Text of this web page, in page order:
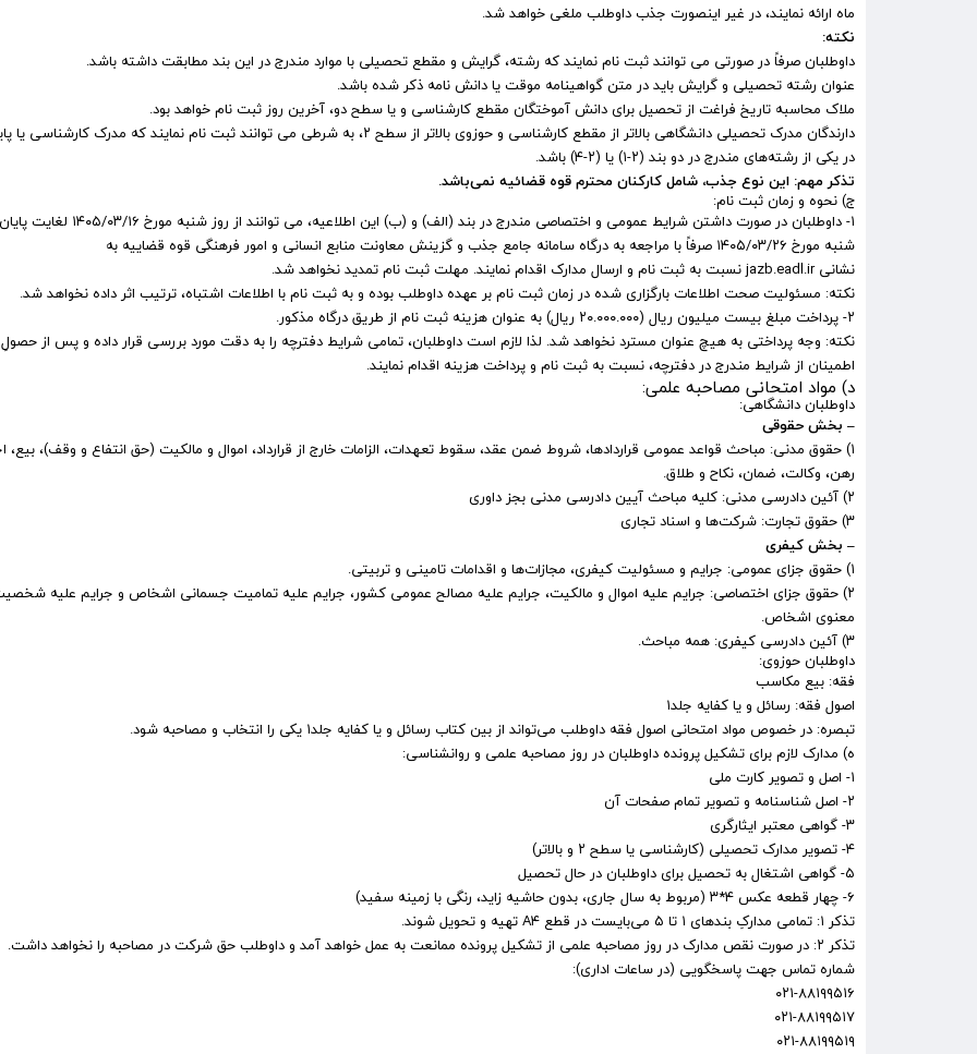
ماه ارائه نمایند، در غیر اینصورت جذب داوطلب ملغی خواهد شد.
نکته:
داوطلبان صرفاً در صورتی می توانند ثبت نام نمایند که رشته، گرایش و مقطع تحصیلی با موارد مندرج در این بند مطابقت داشته باشد.
عنوان رشته تحصیلی و گرایش باید در متن گواهینامه موقت یا دانش نامه ذکر شده باشد.
ملاک محاسبه تاریخ فراغت از تحصیل برای دانش آموختگان مقطع کارشناسی و یا سطح دو، آخرین روز ثبت نام خواهد بود.
دارندگان مدرک تحصیلی دانشگاهی بالاتر از مقطع کارشناسی و حوزوی بالاتر از سطح ۲، به شرطی می توانند ثبت نام نمایند که مدرک
در یکی از رشته‌های مندرج در دو بند (۲-۱) یا (۲-۴) باشد.
تذکر مهم: این نوع جذب، شامل کارکنان محترم قوه قضائیه نمی‌باشد.
ج) نحوه و زمان ثبت نام:
۱- داوطلبان در صورت داشتن شرایط عمومی و اختصاصی مندرج در بند (الف) و (ب) این
شنبه مورخ ۱۴۰۵/۰۳/۲۶ صرفاً با مراجعه به درگاه سامانه جامع جذب و گزینش معاونت منابع انسانی و امور فرهنگی قوه قضاییه به
نشانیjazb.eadl.irنسبت به ثبت نام و ارسال مدارک اقدام نمایند. مهلت ثبت نام تمدید نخواهد شد.
نکته: مسئولیت صحت اطلاعات بارگزاری شده در زمان ثبت نام بر عهده داوطلب بوده و به ثبت نام‌ با اطلاعات اشتباه، ترتیب اثر داده نخواهد شد.
۲- پرداخت مبلغ بیست میلیون ریال (۲۰.۰۰۰.۰۰۰ ریال) به عنوان هزینه ثبت نام از طریق درگاه مذکور.
نکته: وجه پرداختی به هیچ عنوان مسترد نخواهد شد. لذا لازم است داوطلبان، تمامی شرایط دفترچه را به دقت مورد بررسی قرار داده و پس از حصولِ
اطمینان از شرایط مندرج در دفترچه، نسبت به ثبت نام و پرداخت هزینه اقدام نمایند.
د‍) مواد امتحانی مصاحبه علمی:
داوطلبان دانشگاهی:
– بخش حقوقی
۱) حقوق مدنی: مباحث قواعد عمومی قراردادها، شروط ضمن عقد، سقوط تعهدات، الزامات خارج از قرارداد، اموال و مالکیت (حق انتفاع و وقف)، بیع،
رهن، وکالت، ضمان، نکاح و طلاق.
۲) آئین دادرسی مدنی: کلیه مباحث آیین دادرسی مدنی بجز داوری
۳) حقوق تجارت: شرکت‌ها و اسناد تجاری
– بخش کیفری
۱) حقوق جزای عمومی: جرایم و مسئولیت کیفری، مجازات‌ها و اقدامات تامینی و تربیتی.
۲) حقوق جزای اختصاصی: جرایم علیه اموال و مالکیت، جرایم علیه مصالح عمومی کشور، جرایم علیه تمامیت جسمانی اشخاص و جرایم علیه
معنوی اشخاص.
۳) آئین دادرسی کیفری: همه مباحث.
داوطلبان حوزوی:
فقه: بیع مکاسب
اصول فقه: رسائل و یا کفایه جلد۱
تبصره: در خصوص مواد امتحانی اصول فقه داوطلب می‌تواند از بین کتاب رسائل و یا کفایه جلد۱ یکی را انتخاب و مصاحبه شود.
ه) مدارک لازم برای تشکیل پرونده داوطلبان در روز مصاحبه علمی و روانشناسی:
۱- اصل و تصویر کارت ملی
۲- اصل شناسنامه و تصویر تمام صفحات آن
۳- گواهی معتبر ایثارگری
۴- تصویر مدارک تحصیلی (کارشناسی یا سطح ۲ و بالاتر)
۵- گواهی اشتغال به تحصیل برای داوطلبان در حال تحصیل
۶- چهار قطعه عکس ۴*۳ (مربوط به سال جاری، بدون حاشیه زاید، رنگی با زمینه سفید)
تذکر ۱: تمامی مدارکِ بندهای ۱ تا ۵ می‌بایست در قطع A۴ تهیه و تحویل شوند.
تذکر ۲: در صورت نقص مدارک در روز مصاحبه علمی از تشکیل پرونده ممانعت به عمل خواهد آمد و داوطلب حق شرکت در مصاحبه را نخواهد داشت.
شماره تماس جهت پاسخگویی (در ساعات اداری):
۰۲۱-۸۸۱۹۹۵۱۶
۰۲۱-۸۸۱۹۹۵۱۷
۰۲۱-۸۸۱۹۹۵۱۹